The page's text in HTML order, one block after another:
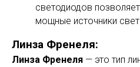
светодиодов
мощные источники
Линза Френеля:
Линза Френеля — это тип